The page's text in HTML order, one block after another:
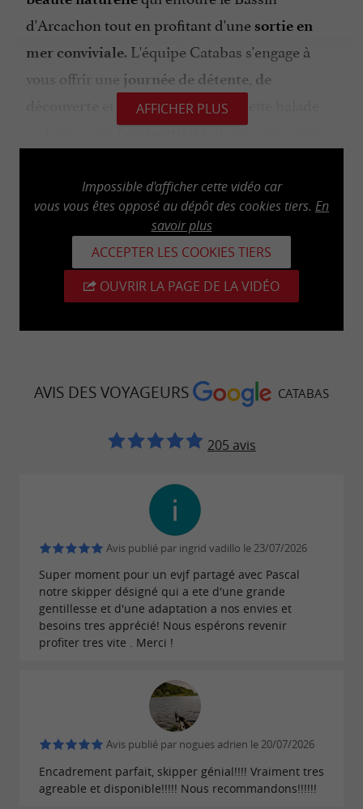
d'Arcachon tout en profitant d'une sortie en
mer conviviale. L'équipe Catabas s'engage à
vous offrir une journée de détente de
de plaisirà travers cette balade
en bateau, où l'
du lieu rencontre
COUCHER DE SOLEIL ET NUIT À BORD
Pour uneexpérience encore plus
enchanteresse, réservez votre place lors d'une
balade en bateau au coucher de soleil sur le
lentement dans l'horizon marin, laissant
derrière lui des teintes chaudes et une
ambiance magique
. Le retour au port
d'Arcachon à la nuit tombante ajoute une
touche de mystère à cette
. Pour ceux qui cherchent à
évasion, optez pour une nuit à
bord d'un confortable catamaran croisière
Catabas. Vivez l'ambiance à l'esprit bassin
comme jamais auparavant, avec le doux
bercement de la mer comme berceuse et le ciel
étoilé comme toile de fond, créant ainsi une
atmosphère romantique et paisibl
nuit mémorable en pleine mer
AFFICHER PLUS
Impossible d'afficher cette vidéo car
vous vous êtes opposé au dépôt des cookies tiers. En
savoir plus
ACCEPTER LES COOKIES TIERS
OUVRIR LA PAGE DE LA VIDÉO
AVIS DES VOYAGEURS CATABAS
205 avis
Avis publié par ingrid vadillo le 23/07/2026
Super moment pour un evjf partagé avec Pascal
notre skipper désigné qui a ete d'une grande
gentillesse et d'une adaptation a nos envies et
besoins tres apprécié! Nous espérons revenir
profiter tres vite . Merci !
Avis publié par nogues adrien le 20/07/2026
Encadrement parfait, skipper génial!!!! Vraiment tres
agreable et disponible!!!!! Nous recommandons!!!!!!